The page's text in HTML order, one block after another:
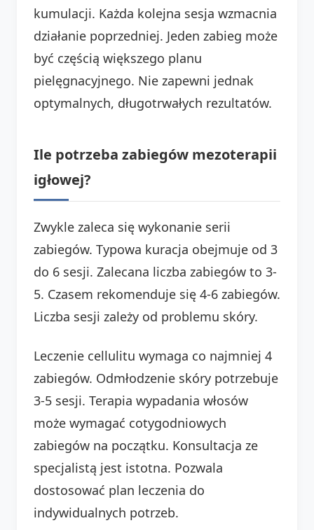
kumulacji. Każda kolejna sesja wzmacnia
działanie poprzedniej. Jeden zabieg może
być częścią większego planu
pielęgnacyjnego. Nie zapewni jednak
optymalnych, długotrwałych rezultatów.
Ile potrzeba zabiegów mezoterapii
igłowej?
Zwykle zaleca się wykonanie serii
zabiegów. Typowa kuracja obejmuje od 3
do 6 sesji. Zalecana liczba zabiegów to 3-
5. Czasem rekomenduje się 4-6 zabiegów.
Liczba sesji zależy od problemu skóry.
Leczenie cellulitu wymaga co najmniej 4
zabiegów. Odmłodzenie skóry potrzebuje
3-5 sesji. Terapia wypadania włosów
może wymagać cotygodniowych
zabiegów na początku. Konsultacja ze
specjalistą jest istotna. Pozwala
dostosować plan leczenia do
indywidualnych potrzeb.